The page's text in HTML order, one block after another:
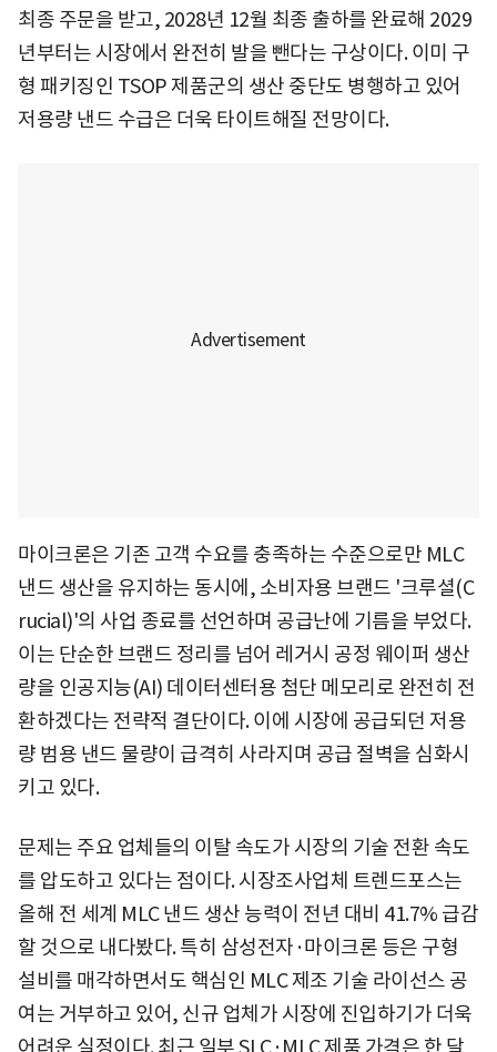
최종 주문을 받고, 2028년 12월 최종 출하를 완료해 2029
년부터는 시장에서 완전히 발을 뺀다는 구상이다. 이미 구
형 패키징인 TSOP 제품군의 생산 중단도 병행하고 있어
저용량 낸드 수급은 더욱 타이트해질 전망이다.
마이크론은 기존 고객 수요를 충족하는 수준으로만 MLC
낸드 생산을 유지하는 동시에, 소비자용 브랜드 '크루셜(C
rucial)'의 사업 종료를 선언하며 공급난에 기름을 부었다.
이는 단순한 브랜드 정리를 넘어 레거시 공정 웨이퍼 생산
량을 인공지능(AI) 데이터센터용 첨단 메모리로 완전히 전
환하겠다는 전략적 결단이다. 이에 시장에 공급되던 저용
량 범용 낸드 물량이 급격히 사라지며 공급 절벽을 심화시
키고 있다.
문제는 주요 업체들의 이탈 속도가 시장의 기술 전환 속도
를 압도하고 있다는 점이다. 시장조사업체 트렌드포스는
올해 전 세계 MLC 낸드 생산 능력이 전년 대비 41.7% 급감
할 것으로 내다봤다. 특히 삼성전자·마이크론 등은 구형
설비를 매각하면서도 핵심인 MLC 제조 기술 라이선스 공
여는 거부하고 있어, 신규 업체가 시장에 진입하기가 더욱
어려운 실정이다. 최근 일부 SLC·MLC 제품 가격은 한 달